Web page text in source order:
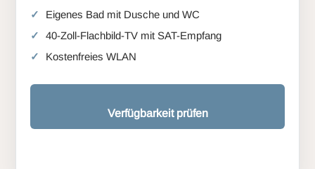
Eigenes Bad mit Dusche und WC
40-Zoll-Flachbild-TV mit SAT-Empfang
Kostenfreies WLAN
Verfügbarkeit prüfen